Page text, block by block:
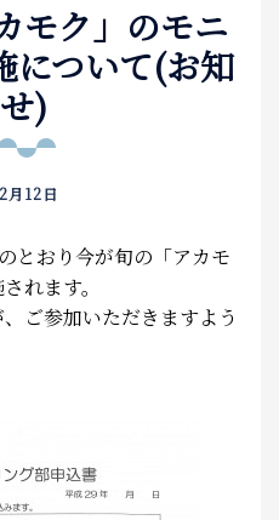
修旅行
遊ぶ
アー
る
る
モク」のモニ
について(お知
)
月12日
とおり今が旬の「アカモ
れます。
ご参加いただきますよう